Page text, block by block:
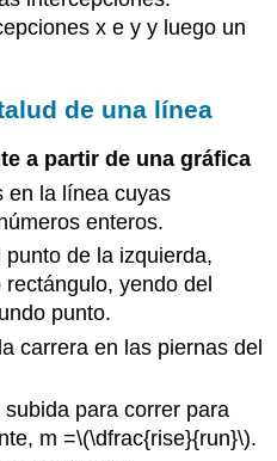
x e y y luego un
de una línea
a partir de una gráfica
en la línea cuyas
enteros.
de la izquierda,
yendo del
punto.
carrera en las piernas del
para correr para
m =\(\dfrac{rise}{run}\).